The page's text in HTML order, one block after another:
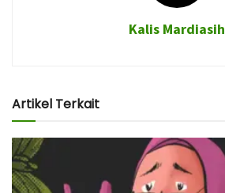
Kalis Mardiasih
Artikel Terkait